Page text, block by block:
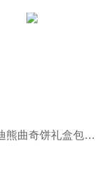
帝辉泰迪熊曲奇饼礼盒包装设计